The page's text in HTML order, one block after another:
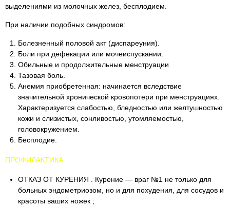
выделениями из молочных желез, бесплодием.
При наличии подобных синдромов:
Болезненный половой акт (диспареуния).
Боли при дефекации или мочеиспускании.
Обильные и продолжительные менструации
Тазовая боль.
Анемия приобретенная: начинается вследствие
значительной хронической кровопотери при менструациях.
Характеризуется слабостью, бледностью или желтушностью
кожи и слизистых, сонливостью, утомляемостью,
головокружением.
Бесплодие.
ПРОФИЛАКТИКА
ОТКАЗ ОТ КУРЕНИЯ . Курение — враг №1 не только для
больных эндометриозом, но и для похудения, для сосудов и
красоты ваших ножек ;